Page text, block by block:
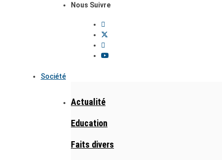
Nous Suivre
Société
Actualité
Education
Faits divers